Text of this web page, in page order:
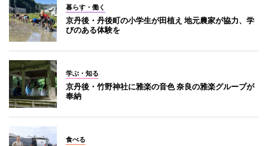
暮らす・働く
京丹後・丹後町の小学生が田植え 地元農家が協力、学
びのある体験を
学ぶ・知る
京丹後・竹野神社に雅楽の音色 奈良の雅楽グループが
奉納
食べる